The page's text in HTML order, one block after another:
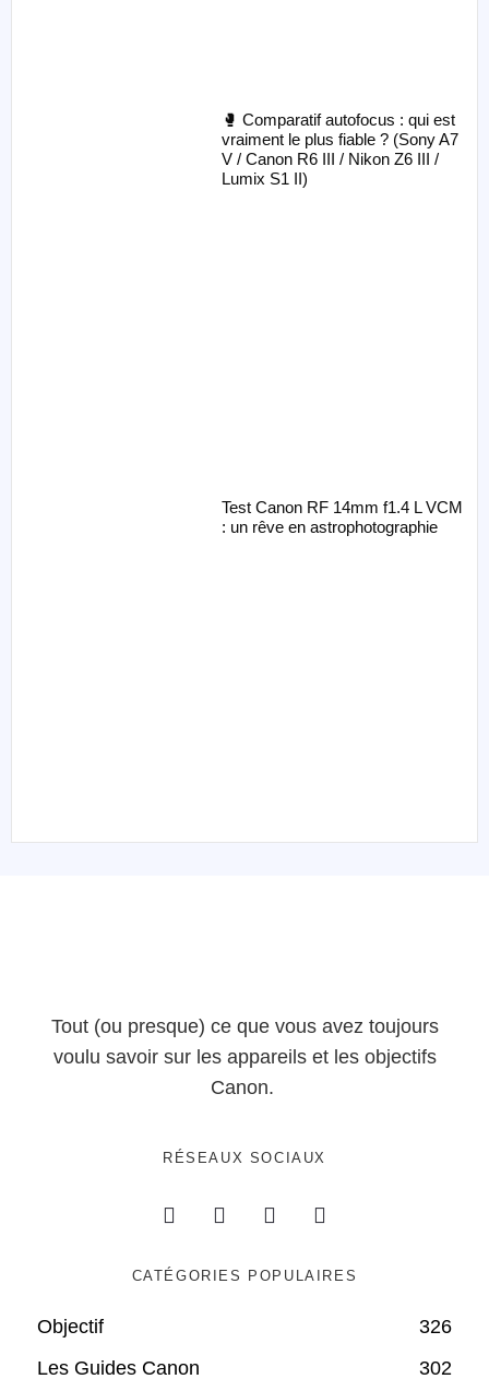
🥊 Comparatif autofocus : qui est
vraiment le plus fiable ? (Sony A7
V / Canon R6 III / Nikon Z6 III /
Lumix S1 II)
Test Canon RF 14mm f1.4 L VCM
: un rêve en astrophotographie
Tout (ou presque) ce que vous avez toujours
voulu savoir sur les appareils et les objectifs
Canon.
RÉSEAUX SOCIAUX
CATÉGORIES POPULAIRES
Objectif
326
Les Guides Canon
302